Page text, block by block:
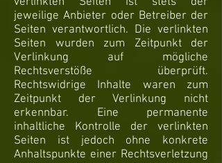
jeweilige Anbieter oder Betreiber der
Seiten verantwortlich. Die verlinkten
Seiten wurden zum Zeitpunkt der
Verlinkung auf mögliche
Rechtsverstöße überprüft.
Rechtswidrige Inhalte waren zum
Zeitpunkt der Verlinkung nicht
erkennbar. Eine permanente
inhaltliche Kontrolle der verlinkten
Seiten ist jedoch ohne konkrete
Anhaltspunkte einer Rechtsverletzung